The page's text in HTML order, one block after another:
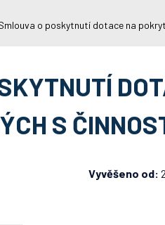
o poskytnutí dotace na
S
Vyvěšeno od: